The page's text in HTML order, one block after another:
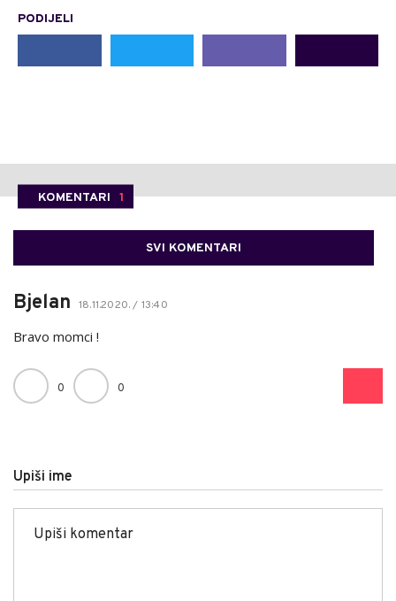
PODIJELI
KOMENTARI 1
SVI KOMENTARI
Bjelan 18.11.2020. / 13:40
Bravo momci !
0 0
Upiši ime